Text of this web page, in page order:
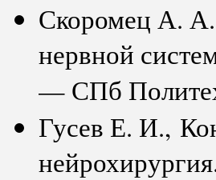
Скоромец А. А.
нервной
— СПб
Гусев Е. И.,